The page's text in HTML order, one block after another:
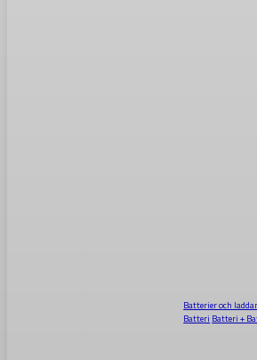
Batterier och
Batteri Batteri +